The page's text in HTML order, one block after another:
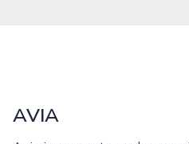
AVIA